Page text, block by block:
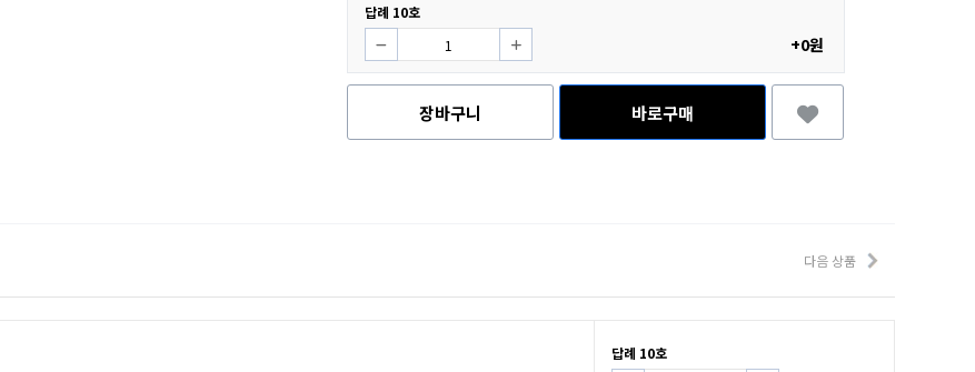
답례 10호
+0원
장바구니 바로구매
다음 상품
답례 10호